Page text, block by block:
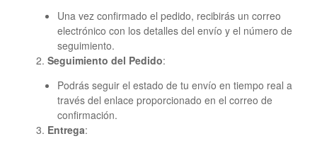
Una vez confirmado el pedido, recibirás un correo
electrónico con los detalles del envío y el número de
seguimiento.
Seguimiento del Pedido:
Podrás seguir el estado de tu envío en tiempo real a
través del enlace proporcionado en el correo de
confirmación.
Entrega: